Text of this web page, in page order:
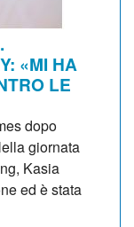
«MI HA
LE
dopo
giornata
Kasia
ed è stata